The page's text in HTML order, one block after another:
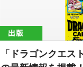
「ドラゴンクエス